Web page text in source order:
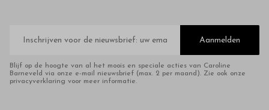
mailadres
Aanmelden
Blijf op de hoogte van al het moois en speciale acties van Caroline
Barneveld via onze e-mail nieuwsbrief (max. 2 per maand). Zie ook onze
privacyverklaring voor meer informatie.